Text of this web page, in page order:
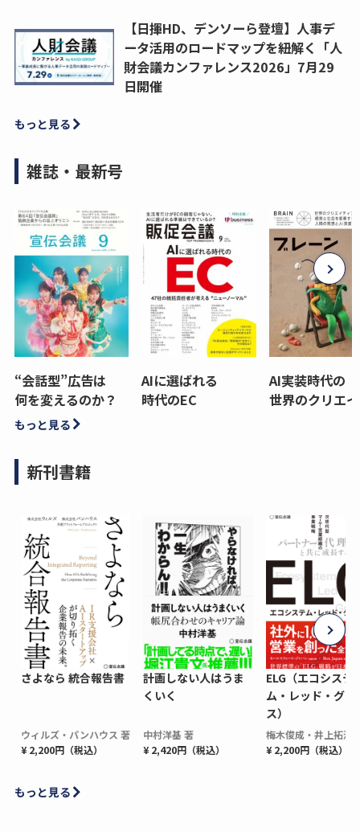
【日揮HD、デンソーら登壇】人事デ
ータ活用のロードマップを紐解く「人
財会議カンファレンス2026」7月29
日開催
もっと見る
雑誌・最新号
“会話型”広告は
何を変えるのか？
AIに選ばれる
時代のEC
AI実装時代の
世界のクリエ
もっと見る
新刊書籍
さよなら 統合報告書
ウィルズ・パンハウス 著
¥ 2,200円（税込）
計画しない人はうま
くいく
中村洋基 著
¥ 2,420円（税込）
ELG（エコシステ
ム・レッド・グロ
ス）
梅木俊成・井上拓海
¥ 2,200円（税込）
もっと見る